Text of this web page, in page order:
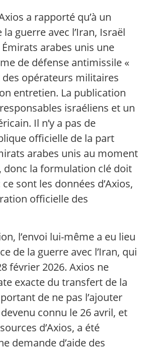
a rapporté qu’à un
guerre avec l’Iran, Israël
arabes unis une
de défense antimissile «
des opérateurs militaires
entretien. La publication
israéliens et un
Il n’y a pas de
officielle de la part
arabes unis au moment
donc la formulation clé doit
sont les données d’Axios,
officielle des
l’envoi lui-même a eu lieu
de la guerre avec l’Iran, qui
février 2026. Axios ne
exacte du transfert de la
de ne pas l’ajouter
connu le 26 avril, et
d’Axios, a été
demande d’aide des